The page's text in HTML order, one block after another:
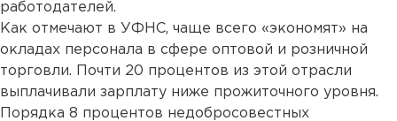
работодателей.
Как отмечают в УФНС, чаще всего «экономят» на
окладах персонала в сфере оптовой и розничной
торговли. Почти 20 процентов из этой отрасли
выплачивали зарплату ниже прожиточного уровня.
Порядка 8 процентов недобросовестных